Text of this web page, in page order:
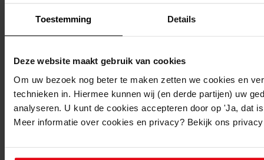
Toestemming Details
Deze website maakt gebruik van cookies
Om uw bezoek nog beter te maken zetten we cookies en
technieken in. Hiermee kunnen wij (en derde partijen) uw
analyseren. U kunt de cookies accepteren door op 'Ja, dat
Meer informatie over cookies en privacy? Bekijk ons
Vernieuwen voorgevel woning
25-02-1954
Adres:
Venhuizen, De Buurt 114